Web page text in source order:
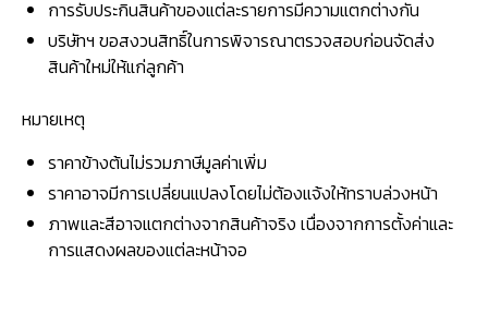
การรับประกินสินค้าของแต่ละรายการมีความแตกต่างกัน
บริษัทฯ ขอสงวนสิทธิ์ในการพิจารณาตรวจสอบก่อนจัดส่ง
สินค้าใหม่ให้แก่ลูกค้า
หมายเหตุ
ราคาข้างต้นไม่รวมภาษีมูลค่าเพิ่ม
ราคาอาจมีการเปลี่ยนแปลงโดยไม่ต้องแจ้งให้ทราบล่วงหน้า
ภาพและสีอาจแตกต่างจากสินค้าจริง เนื่องจากการตั้งค่าและ
การแสดงผลของแต่ละหน้าจอ